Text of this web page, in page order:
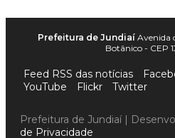
Prefeitura de Jundiaí Avenida
Botânico - CEP
Feed RSS das notícias
YouTube
Flickr Twitter
Prefeitura de Jundiaí |
de Privacidade